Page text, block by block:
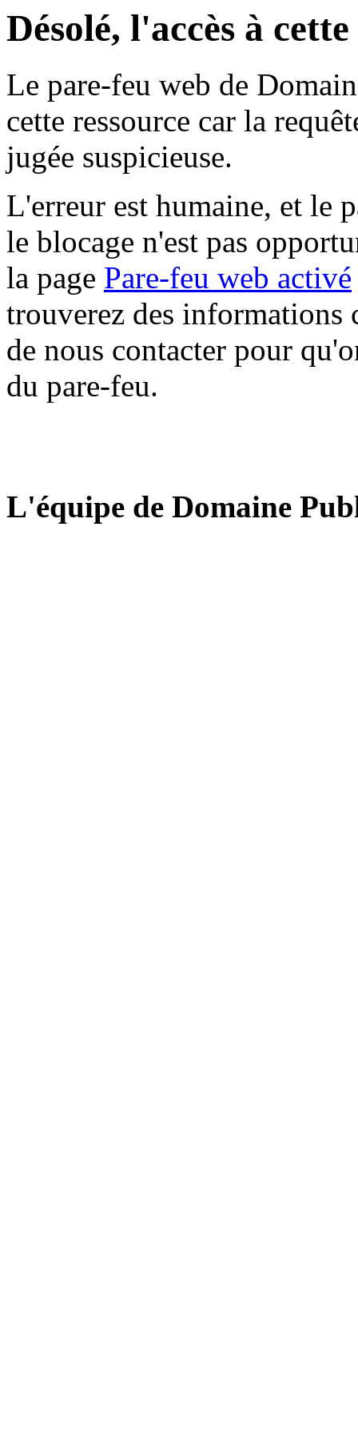
Désolé, l'accès à
Le pare-feu web de
cette ressource car la
jugée suspicieuse.
L'erreur est humaine, et le
le blocage n'est pas
la page Pare-feu web activé
trouverez des informations
de nous contacter pour
du pare-feu.
L'équipe de Domaine